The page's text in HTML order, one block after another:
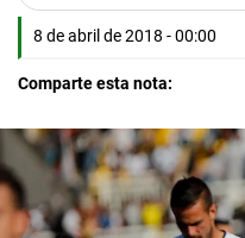
8 de abril de 2018 - 00:00
Comparte esta nota: